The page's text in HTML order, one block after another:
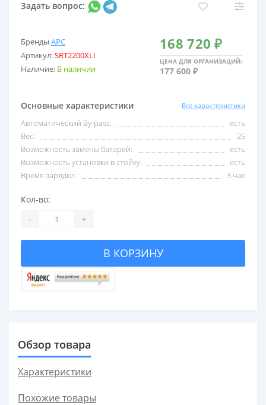
3 кВА
8 кВА
С внешними акб
Со встроенными акб
Со стабилизатором
Задать вопрос:
Бренды APC
Артикул:SRT2200XLI
Наличие: В наличии
168 720 ₽
ЦЕНА ДЛЯ ОРГАНИЗАЦИЙ:
177 600 ₽
Основные характеристики Все характеристики
Автоматический By-pass:
есть
Вес:
25
Возможность замены батарей:
есть
Возможность установки в стойку:
есть
Время зарядки:
3 час
Кол-во:
- +
В КОРЗИНУ
Обзор товара
Характеристики
Похожие товары